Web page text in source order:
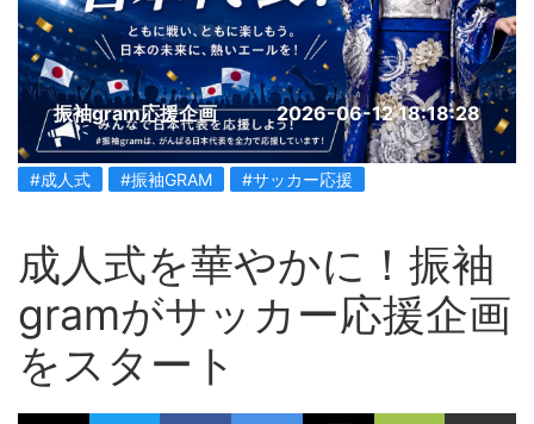
振袖gram応援企画 2026-06-12 18:18:28
#成人式 #振袖GRAM #サッカー応援
成人式を華やかに！振袖
gramがサッカー応援企画
をスタート